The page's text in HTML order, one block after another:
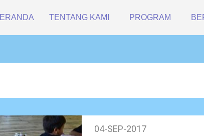
TENTANG KAMI PROGRAM
04-
04-SEP-2017